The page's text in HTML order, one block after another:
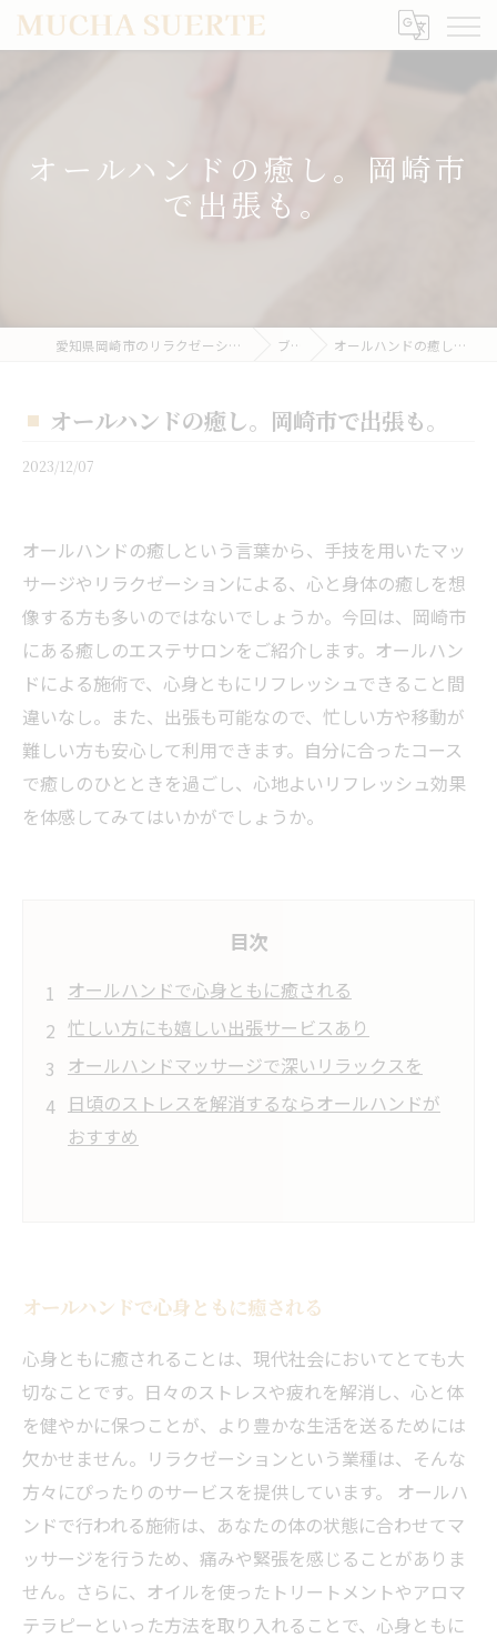
オールハンドの癒し。岡崎市
で出張も。
愛知県岡崎市のリラクゼーションならMUCHA SUERTE ブログ オールハンドの癒し。岡崎市で出張も。
オールハンドの癒し。岡崎市で出張も。
2023/12/07
オールハンドの癒しという言葉から、手技を用いたマッ
サージやリラクゼーションによる、心と身体の癒しを想
像する方も多いのではないでしょうか。今回は、岡崎市
にある癒しのエステサロンをご紹介します。オールハン
ドによる施術で、心身ともにリフレッシュできること間
違いなし。また、出張も可能なので、忙しい方や移動が
難しい方も安心して利用できます。自分に合ったコース
で癒しのひとときを過ごし、心地よいリフレッシュ効果
を体感してみてはいかがでしょうか。
目次
オールハンドで心身ともに癒される
忙しい方にも嬉しい出張サービスあり
オールハンドマッサージで深いリラックスを
日頃のストレスを解消するならオールハンドが
おすすめ
オールハンドで心身ともに癒される
心身ともに癒されることは、現代社会においてとても大
切なことです。日々のストレスや疲れを解消し、心と体
を健やかに保つことが、より豊かな生活を送るためには
欠かせません。リラクゼーションという業種は、そんな
方々にぴったりのサービスを提供しています。 オールハ
ンドで行われる施術は、あなたの体の状態に合わせてマ
ッサージを行うため、痛みや緊張を感じることがありま
せん。さらに、オイルを使ったトリートメントやアロマ
テラピーといった方法を取り入れることで、心身ともに